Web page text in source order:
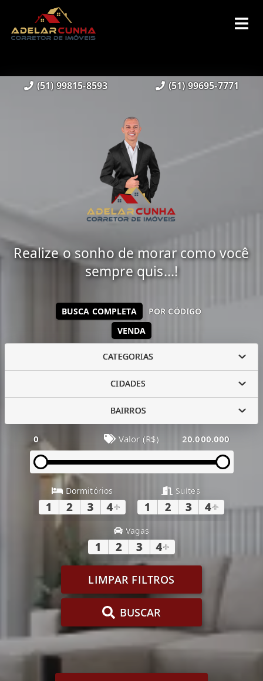
(51) 99815-8593 (51) 99695-7771
Realize o sonho de morar como você
sempre quis...!
VENDA
BUSCA COMPLETA POR CÓDIGO
CATEGORIAS
CIDADES
BAIRROS
0 Valor (R$) 20.000.000
Dormitórios
1 2 3 4+
Suítes
1 2 3 4+
Vagas
1 2 3 4+
LIMPAR FILTROS
BUSCAR